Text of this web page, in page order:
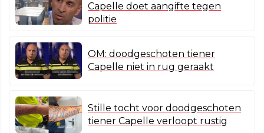
Capelle doet aangifte tegen
politie
OM: doodgeschoten tiener
Capelle niet in rug geraakt
Stille tocht voor doodgeschoten
tiener Capelle verloopt rustig